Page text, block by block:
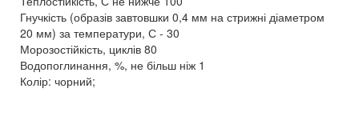
Гнучкість (образів завтовшки 0,4 мм на стрижні діаметром
20 мм) за температури, С - 30
Морозостійкість, циклів 80
Водопоглинання, %, не більш ніж 1
Колір: чорний;